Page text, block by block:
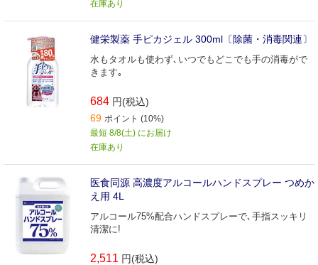
在庫あり
健栄製薬 手ピカジェル 300ml〔除菌・消毒関連〕
水もタオルも使わず､いつでもどこでも手の消毒がで
きます｡
684 円(税込)
69 ポイント (10%)
最短 8/8(土) にお届け
在庫あり
医食同源 高濃度アルコールハンドスプレー つめか
え用 4L
アルコール75%配合ハンドスプレーで､手指スッキリ
清潔に!
2,511 円(税込)